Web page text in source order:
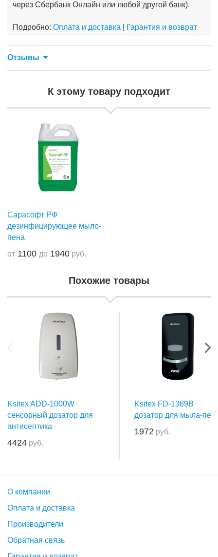
через Сбербанк Онлайн или любой другой банк).
Подробно: Оплата и доставка Гарантия и возврат
Отзывы
К этому товару подходит
Сарасофт РФ
дезинфицирующее мыло-
пена
от 1100 до 1940 руб.
Похожие товары
Ksitex ADD-1000W
сенсорный дозатор для
антисептика
4424 руб.
Ksitex FD-1369B
дозатор для мыла-
1972 руб.
О компании
Оплата и доставка
Производители
Обратная связь